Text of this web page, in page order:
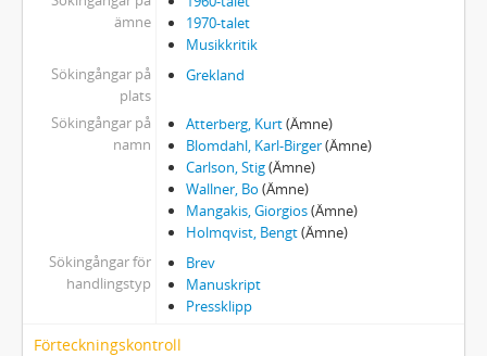
ämne
1970-talet
Musikkritik
Sökingångar på
plats
Grekland
Sökingångar på
namn
Atterberg, Kurt(Ämne)
Blomdahl, Karl-Birger(Ämne)
Carlson, Stig(Ämne)
Wallner, Bo (Ämne)
Mangakis, Giorgios(Ämne)
Holmqvist, Bengt(Ämne)
Sökingångar för
handlingstyp
Brev
Manuskript
Pressklipp
Förteckningskontroll